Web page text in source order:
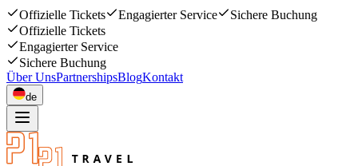
Offizielle Tickets Engagierter Service
Sichere Buchung
Offizielle Tickets
Engagierter Service
Sichere Buchung
Über UnsPartnershipsBlogKontakt
de